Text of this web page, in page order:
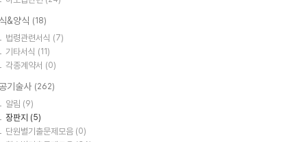
&양식 (18)
법령관련서식 (7)
기타서식 (11)
각종계약서 (0)
기술사 (262)
알림 (9)
장판지 (5)
단원별기출문제모음 (0)